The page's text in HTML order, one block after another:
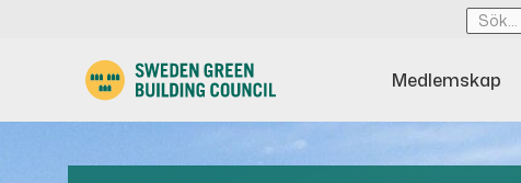
Medlemskap